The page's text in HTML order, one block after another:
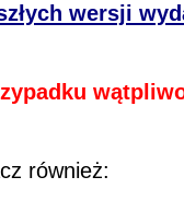
wersji
również: